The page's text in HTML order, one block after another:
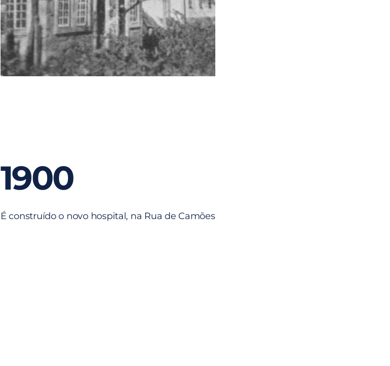
1900
É construído o novo hospital, na Rua de Camões